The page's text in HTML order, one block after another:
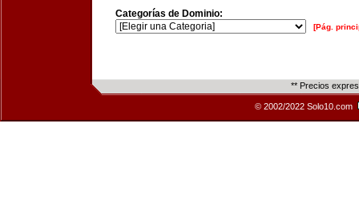
Categorías de Dominio:
[Pág.
** Precios
© 2002/2022 Solo10.com